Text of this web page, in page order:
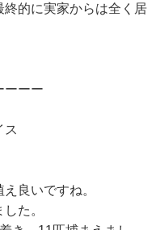
的に実家からは全く居
ーーー
ス
良いですね。
た。